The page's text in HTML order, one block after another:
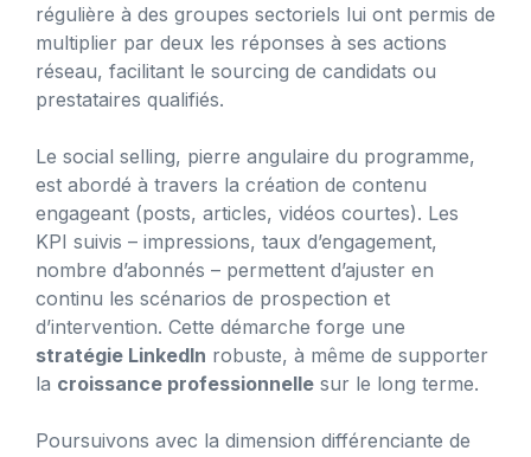
régulière à des groupes sectoriels lui ont permis de
multiplier par deux les réponses à ses actions
réseau, facilitant le sourcing de candidats ou
prestataires qualifiés.
Le social selling, pierre angulaire du programme,
est abordé à travers la création de contenu
engageant (posts, articles, vidéos courtes). Les
KPI suivis – impressions, taux d’engagement,
nombre d’abonnés – permettent d’ajuster en
continu les scénarios de prospection et
d’intervention. Cette démarche forge une
stratégie LinkedIn robuste, à même de supporter
la croissance professionnelle sur le long terme.
Poursuivons avec la dimension différenciante de